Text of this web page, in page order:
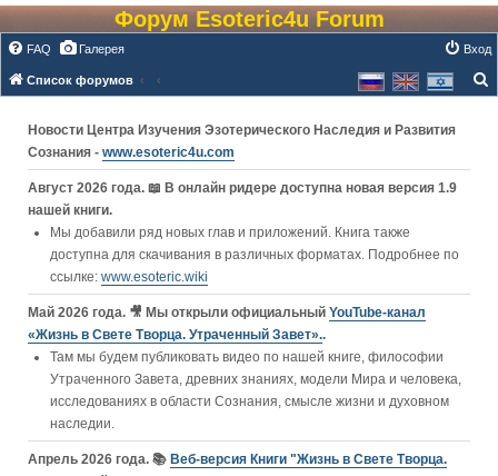
Форум Esoteric4u Forum
FAQ Галерея Вход
Список форумов
Новости Центра Изучения Эзотерического Наследия и Развития
Сознания - www.esoteric4u.com
Август 2026 года. 📖 В онлайн ридере доступна новая версия 1.9
нашей книги.
Мы добавили ряд новых глав и приложений. Книга также
доступна для скачивания в различных форматах. Подробнее по
ссылке: www.esoteric.wiki
Май 2026 года. 🎥 Мы открыли официальный YouTube‑канал
«Жизнь в Свете Творца. Утраченный Завет»..
Там мы будем публиковать видео по нашей книге, философии
Утраченного Завета, древних знаниях, модели Мира и человека,
исследованиях в области Сознания, смысле жизни и духовном
наследии.
Апрель 2026 года. 📚 Веб-версия Книги "Жизнь в Свете Творца.